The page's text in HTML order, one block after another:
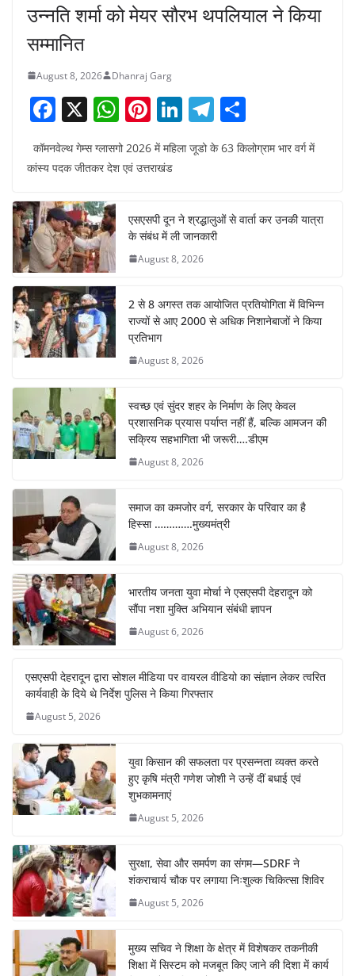
उन्नति शर्मा को मेयर सौरभ थपलियाल ने किया
सम्मानित
August 8, 2026 Dhanraj Garg
F
a
c
b
o
o
k
X W
h
at
s
A
p
p
Pi
nt
er
st
Li
k
dI
n
T
e
a
m
h
ar
कॉमनवेल्थ गेम्स ग्लासगो 2026 में महिला जूडो के 63 किलोग्राम भार वर्ग में
कांस्य पदक जीतकर देश एवं उत्तराखंड
एसएसपी दून ने श्रद्धालुओं से वार्ता कर उनकी यात्रा
के संबंध में ली जानकारी
August 8, 2026
2 से 8 अगस्त तक आयोजित प्रतियोगिता में विभिन्न
राज्यों से आए 2000 से अधिक निशानेबाजों ने किया
प्रतिभाग
August 8, 2026
स्वच्छ एवं सुंदर शहर के निर्माण के लिए केवल
प्रशासनिक प्रयास पर्याप्त नहीं हैं, बल्कि आमजन की
सक्रिय सहभागिता भी जरूरी….डीएम
August 8, 2026
समाज का कमजोर वर्ग, सरकार के परिवार का है
हिस्सा ………….मुख्यमंत्री
August 8, 2026
भारतीय जनता युवा मोर्चा ने एसएसपी देहरादून को
सौंपा नशा मुक्ति अभियान संबंधी ज्ञापन
August 6, 2026
एसएसपी देहरादून द्वारा सोशल मीडिया पर वायरल वीडियो का संज्ञान लेकर त्वरित
कार्यवाही के दिये थे निर्देश पुलिस ने किया गिरफ्तार
August 5, 2026
युवा किसान की सफलता पर प्रसन्नता व्यक्त करते
हुए कृषि मंत्री गणेश जोशी ने उन्हें दीं बधाई एवं
शुभकामनाएं
August 5, 2026
सुरक्षा, सेवा और समर्पण का संगम—SDRF ने
शंकराचार्य चौक पर लगाया निःशुल्क चिकित्सा शिविर
August 5, 2026
मुख्य सचिव ने शिक्षा के क्षेत्र में विशेषकर तकनीकी
शिक्षा में सिस्टम को मजबूत किए जाने की दिशा में कार्य